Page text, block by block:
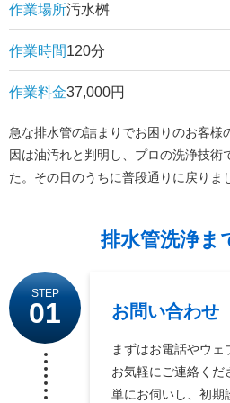
作業場所汚水桝
作業時間120分
作業料金37,000円
急な排水管の詰まりでお困りのお客様
因は油汚れと判明し、プロの洗浄技術
た。その日のうちに普段通りに戻りま
排水管洗浄ま
STEP
01 お問い合わせ
まずはお電話やウ
お気軽にご連絡くだ
単にお伺いし、初期